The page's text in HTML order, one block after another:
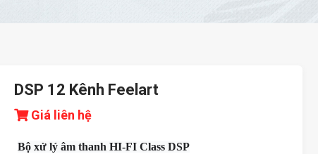
DSP 12 Kênh Feelart
Giá liên hệ
Bộ xử lý âm thanh HI-FI Class DSP